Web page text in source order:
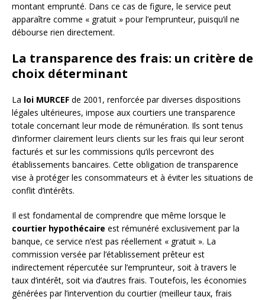
montant emprunté. Dans ce cas de figure, le service peut
apparaître comme « gratuit » pour l’emprunteur, puisqu’il ne
débourse rien directement.
La transparence des frais: un critère de
choix déterminant
La loi MURCEF de 2001, renforcée par diverses dispositions
légales ultérieures, impose aux courtiers une transparence
totale concernant leur mode de rémunération. Ils sont tenus
d’informer clairement leurs clients sur les frais qui leur seront
facturés et sur les commissions qu’ils percevront des
établissements bancaires. Cette obligation de transparence
vise à protéger les consommateurs et à éviter les situations de
conflit d’intérêts.
Il est fondamental de comprendre que même lorsque le
courtier hypothécaire est rémunéré exclusivement par la
banque, ce service n’est pas réellement « gratuit ». La
commission versée par l’établissement prêteur est
indirectement répercutée sur l’emprunteur, soit à travers le
taux d’intérêt, soit via d’autres frais. Toutefois, les économies
générées par l’intervention du courtier (meilleur taux, frais